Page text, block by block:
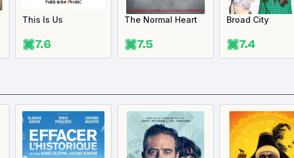
This Is Us
7.6
The Normal Heart
7.5
Broad City
7.4